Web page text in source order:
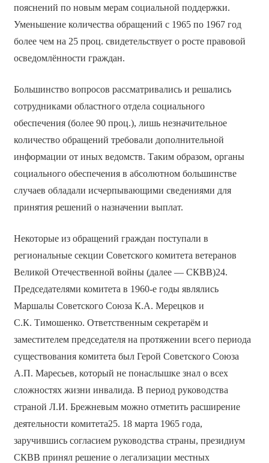
пояснений по новым мерам социальной поддержки.
Уменьшение количества обращений с 1965 по 1967 год
более чем на 25 проц. свидетельствует о росте правовой
осведомлённости граждан.
Большинство вопросов рассматривались и решались
сотрудниками областного отдела социального
обеспечения (более 90 проц.), лишь незначительное
количество обращений требовали дополнительной
информации от иных ведомств. Таким образом, органы
социального обеспечения в абсолютном большинстве
случаев обладали исчерпывающими сведениями для
принятия решений о назначении выплат.
Некоторые из обращений граждан поступали в
региональные секции Советского комитета ветеранов
Великой Отечественной войны (далее — СКВВ)24.
Председателями комитета в 1960-е годы являлись
Маршалы Советского Союза К.А. Мерецков и
С.К. Тимошенко. Ответственным секретарём и
заместителем председателя на протяжении всего периода
существования комитета был Герой Советского Союза
А.П. Маресьев, который не понаслышке знал о всех
сложностях жизни инвалида. В период руководства
страной Л.И. Брежневым можно отметить расширение
деятельности комитета25. 18 марта 1965 года,
заручившись согласием руководства страны, президиум
СКВВ принял решение о легализации местных